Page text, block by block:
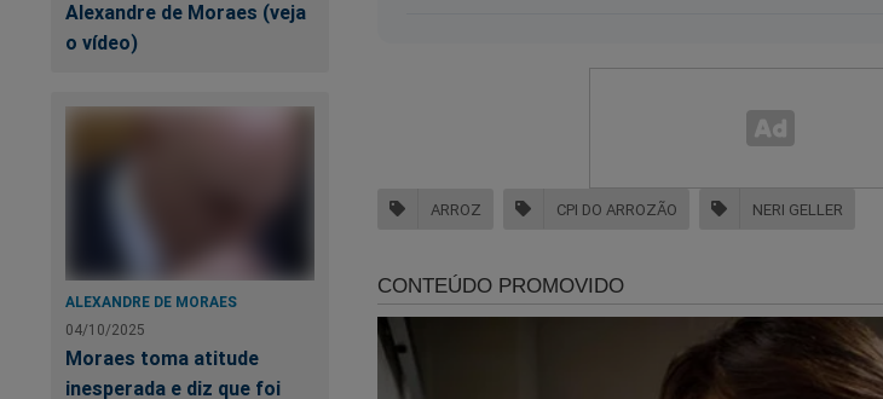
Alexandre de Moraes (veja
o vídeo)
ALEXANDRE DE MORAES
04/10/2025
Moraes toma atitude
inesperada e diz que foi
https://assinante.jornaldacidadeonline.com.br/apresentacao
Quer apoiar o JCO de outra maneira? Adquira agora o livro
ARROZ CPI DO ARROZÃO NERI GELLER